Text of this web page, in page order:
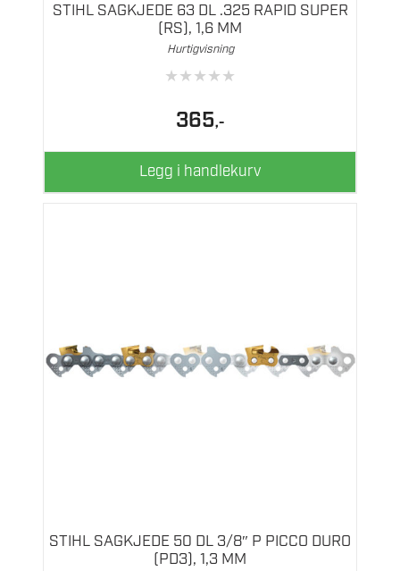
STIHL SAGKJEDE 63 DL .325 RAPID SUPER
(RS), 1,6 MM
Hurtigvisning
★★★★★
365,-
Legg i handlekurv
STIHL SAGKJEDE 50 DL 3/8″ P PICCO DURO
(PD3), 1,3 MM